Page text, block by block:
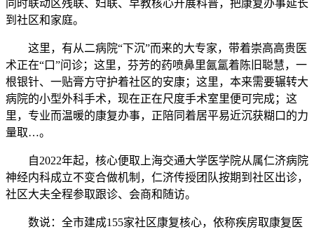
同时联动区残联、妇联、早教核心开展科普，把康复办事延长
到社区和家庭。
这里，有从二病院“下沉”而来的大专家，带着崇高高贵医
术正在“口”问诊；这里，芬芳的药喷鼻里氤氲着陈旧聪慧，一
根银针、一贴膏方守护着社区的安康；这里，本来需要辗转大
病院的小型外科手术，现在正在尺度手术室里便可完成；这
里，专业而温暖的康复办事，正陪同着居平易近沉获糊口的力
量取…。
自2022年起，核心便取上海交通大学医学院从属仁济病院
神经内科成立不变合做机制，仁济传授团队按期到社区出诊，
社区大夫全程参取跟诊、会商和随访。
数说：全市建成155家社区康复核心，依称疾房取康复医